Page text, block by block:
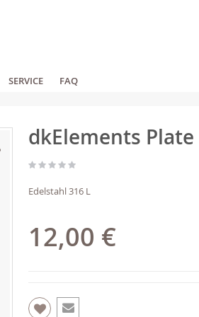
SERVICE FAQ
dkElements
Edelstahl 316 L
12,00 €